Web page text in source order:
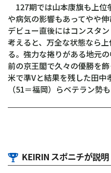
127期では山本康旗も上位
や病気の影響もあってやや
デビュー直後にはコンスタ
考えると、万全な状態なら
る。強力な捲りがある地元
前の京王閣で久々の優勝を
米で準Vと結果を残した田中
（51＝福岡）らベテラン勢
KEIRIN スポニチが説